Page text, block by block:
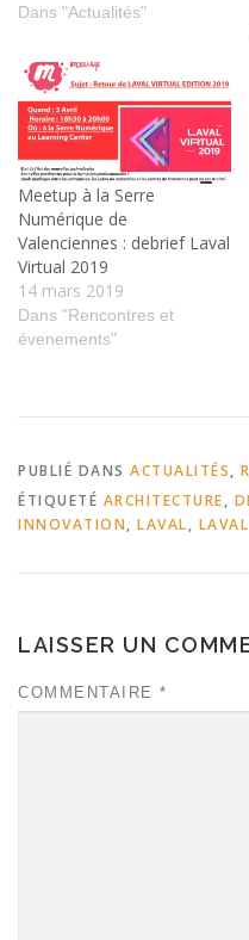
Dans "Actualités"
Meetup à la Serre
Numérique de
Valenciennes : debrief Laval
Virtual 2019
14 mars 2019
Dans "Rencontres et
évenements"
PUBLIÉ DANS ACTUALITÉS,
ÉTIQUETÉ ARCHITECTURE,
INNOVATION, LAVAL,
LAISSER UN
COMMENTAIRE *